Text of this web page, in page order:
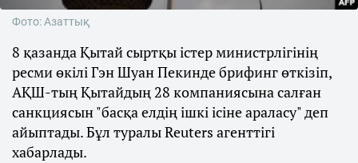
Фото: Азаттық
8 қазанда Қытай сыртқы істер министрлігінің
ресми өкілі Гэн Шуан Пекинде брифинг өткізіп,
АҚШ-тың Қытайдың 28 компаниясына салған
санкциясын "басқа елдің ішкі ісіне араласу" деп
айыптады. Бұл туралы Reuters агенттігі
хабарлады.